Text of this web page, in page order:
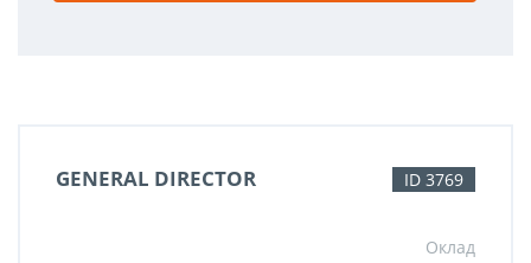
GENERAL DIRECTOR ID 3769
Оклад